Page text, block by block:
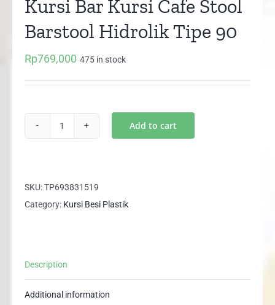
Kursi Bar Kursi Cafe Stool
Barstool Hidrolik Tipe 90
Rp769,000 475 in stock
Cafe
Stool
90
Add to cart
SKU:TP693831519
Category: Kursi Besi Plastik
Description
Additional information